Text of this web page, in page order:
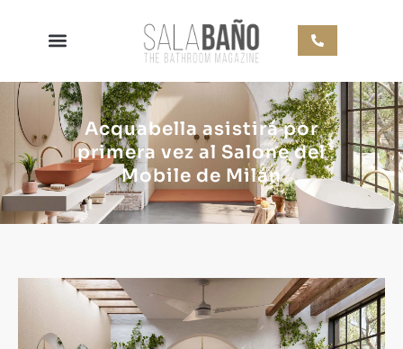
Acquabella asistirá por
primera vez al Salone del
Mobile de Milán